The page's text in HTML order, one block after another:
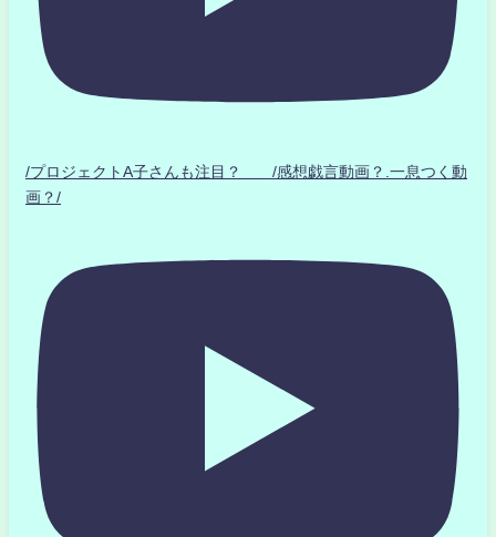
/プロジェクトA子さんも注目？ /感想戯言動画？.一息つく動
画？/